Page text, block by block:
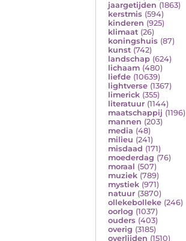
jaargetijden (1863)
kerstmis (594)
kinderen (925)
klimaat (26)
koningshuis (87)
kunst (742)
landschap (624)
lichaam (480)
liefde (10639)
lightverse (1367)
limerick (355)
literatuur (1144)
maatschappij (1196)
mannen (203)
media (48)
milieu (241)
misdaad (171)
moederdag (76)
moraal (507)
muziek (789)
mystiek (971)
natuur (3870)
ollekebolleke (246)
oorlog (1037)
ouders (403)
overig (3185)
overlijden (1510)